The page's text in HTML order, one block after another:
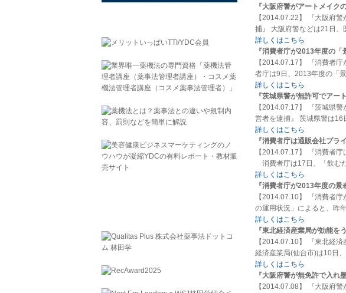
『大阪府警がアートメイク
【2014.07.22】 『大阪府
捕』 大阪府警などは21日
詳しくはこちら
『消費者庁が2013年度の
【2014.07.17】 『消費者
者庁は9日、2013年度の「
詳しくはこちら
『茨城県警が無許可でアー
【2014.07.17】 『茨城県
営者を逮捕』 茨城県警は
詳しくはこちら
『消費者庁は通販会社プラ
【2014.07.17】 『消費者
消費者庁は17日、「飲む
詳しくはこちら
『消費者庁が2013年度の
【2014.07.10】 『消費者
の運用状況」によると、昨
詳しくはこちら
『東北経済産業局が効能を
【2014.07.10】 『東北経
経済産業局(仙台市)は10日
詳しくはこちら
『大阪府警が無免許で入れ
【2014.07.08】 『大阪府